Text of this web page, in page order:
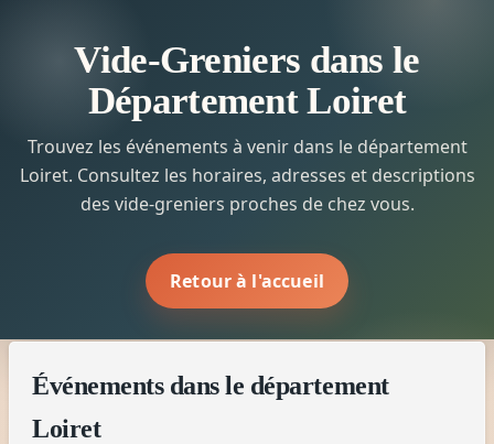
Vide-Greniers dans le
Département Loiret
Trouvez les événements à venir dans le département
Loiret. Consultez les horaires, adresses et descriptions
des vide-greniers proches de chez vous.
Retour à l'accueil
Événements dans le département
Loiret